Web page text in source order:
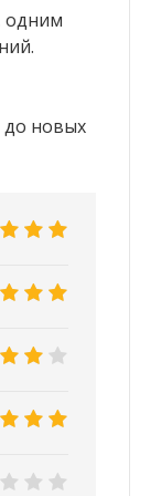
одним
до новых